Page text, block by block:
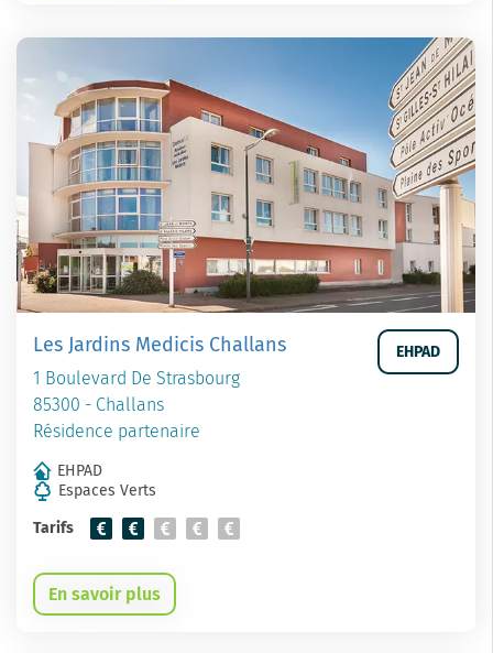
Les Jardins Medicis Challans
1 Boulevard De Strasbourg
85300 - Challans
Résidence partenaire
EHPAD
EHPAD
Espaces Verts
Tarifs
En savoir plus